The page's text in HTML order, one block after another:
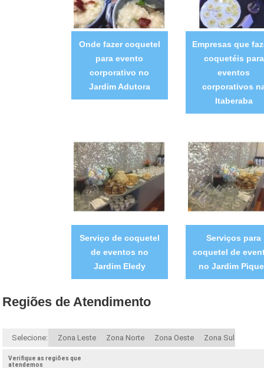
Onde fazer coquetel
para evento
corporativo no
Jardim Adutora
Empresas que
coquetéis para
eventos
corporativos
Itaberaba
Serviço de coquetel
de eventos no
Jardim Eledy
Serviços para
coquetel de
no Jardim
Regiões de Atendimento
Selecione: Zona Leste Zona Norte Zona Oeste Zona Sul
Verifique as regiões que
atendemos